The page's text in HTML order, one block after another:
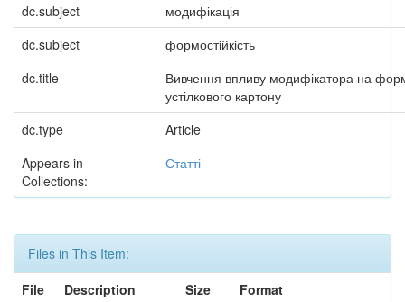
dc.subject
модифікація
dc.subject
формостійкість
dc.title
Вивчення впливу модифікатора на
устілкового картону
dc.type
Article
Appears in
Collections:
Статті
Files in This Item:
File
Description Size
Format